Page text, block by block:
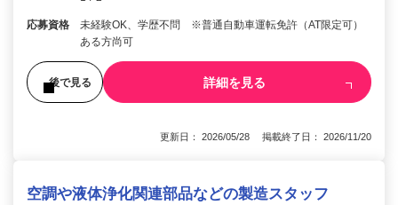
応募資格
未経験OK、学歴不問 ※普通自動車運転免許（AT限定可）
ある方尚可
後で見る 詳細を見る
更新日： 2026/05/28 掲載終了日： 2026/11/20
空調や液体浄化関連部品などの製造スタッフ